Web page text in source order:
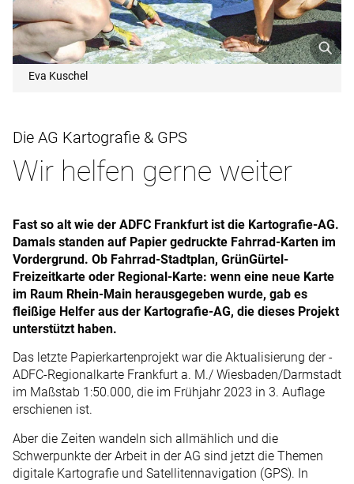
Eva Kuschel
Die AG Kartografie & GPS
Wir helfen gerne weiter
Fast so alt wie der ADFC Frankfurt ist die Kartografie-AG.
Damals standen auf ­Papier gedruckte Fahrrad-Karten im
Vordergrund. Ob Fahrrad-Stadtplan, Grün­Gürtel-
Freizeitkarte oder ­Regional-Karte: wenn eine neue Karte
im Raum Rhein-Main herausgegeben wurde, gab es
fleißige Helfer aus der Kartografie-AG, die dieses Projekt
unterstützt haben.
Das letzte Papierkartenprojekt war die Aktualisierung der ­
ADFC-Regionalkarte Frankfurt a. M./ Wiesbaden/Darmstadt
im Maßstab 1:50.000, die im Frühjahr 2023 in 3. Auflage
erschienen ist.
Aber die Zeiten wandeln sich allmählich und die
Schwerpunkte der Arbeit in der AG sind jetzt die Themen
digitale Kartografie und Satellitennavigation (GPS). In